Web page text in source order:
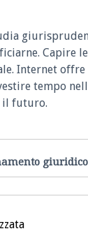
Capire
Internet
tempo
il futuro.
giuridico